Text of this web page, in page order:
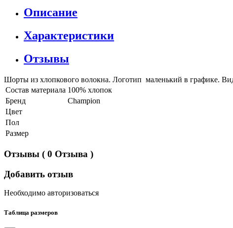
Описание
Характеристики
Отзывы
Шорты из хлопкового волокна. Логотип маленький в графике.
Состав материала 100% хлопок
Бренд
Champion
Цвет
Пол
Размер
Отзывы ( 0 Отзыва )
Добавить отзыв
Необходимо авторизоваться
Таблица размеров